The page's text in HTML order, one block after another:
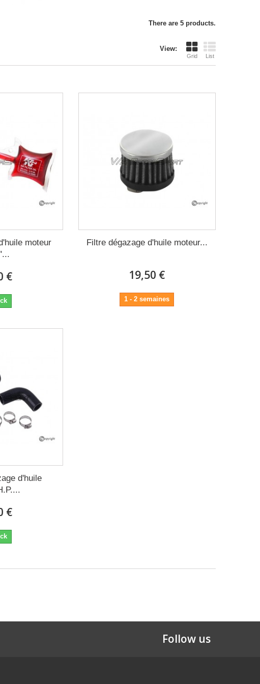
There are 5 products.
View:
Grid List
moteur
€
Filtre dégazage d'huile moteur...
19,50 €
1 - 2 semaines
d'huile
€
Follow us